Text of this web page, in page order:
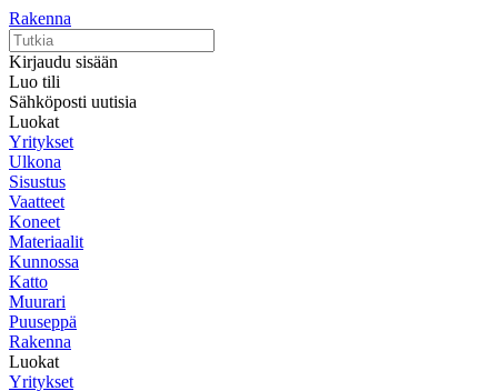
Rakenna
Kirjaudu sisään
Luo tili
Sähköposti uutisia
Luokat
Yritykset
Ulkona
Sisustus
Vaatteet
Koneet
Materiaalit
Kunnossa
Katto
Muurari
Puuseppä
Rakenna
Luokat
Yritykset